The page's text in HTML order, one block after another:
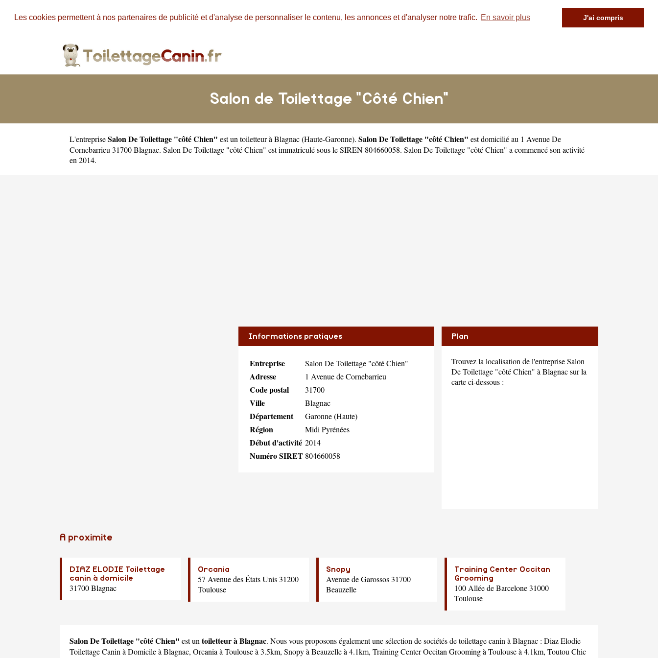
Les cookies permettent à nos partenaires de publicité et d'analyse de personnaliser le contenu, les annonces et d'analyser notre trafic. En savoir plus J'ai compris
Salon de Toilettage "Côté Chien"
L'entrepriseSalon De Toilettage "côté Chien" est un toiletteur à Blagnac(Haute-Garonne). Salon De Toilettage "côté Chien" est domicilié au 1 Avenue De
Cornebarrieu 31700 Blagnac. Salon De Toilettage "côté Chien" est immatriculé sous le SIREN 804660058. Salon De Toilettage "côté Chien" a commencé son activité
en 2014.
Informations pratiques
Entreprise Salon De Toilettage "côté Chien"
Adresse 1 Avenue de Cornebarrieu
Code postal 31700
Ville Blagnac
Département Garonne (Haute)
Région Midi Pyrénées
Début d'activité 2014
Numéro SIRET 804660058
Plan
Trouvez la localisation de l'entreprise Salon
De Toilettage "côté Chien" à Blagnac sur la
carte ci-dessous :
A proximite
DIAZ ELODIE Toilettage
canin à domicile
31700 Blagnac
Orcania
57 Avenue des États Unis 31200
Toulouse
Snopy
Avenue de Garossos 31700
Beauzelle
Training Center Occitan
Grooming
100 Allée de Barcelone 31000
Toulouse
Salon De Toilettage "côté Chien" est untoiletteur à Blagnac. Nous vous proposons également une sélection de sociétés de toilettage canin à Blagnac : Diaz Elodie
Toilettage Canin à Domicileà Blagnac, Orcaniaà Toulouse à 3.5km, Snopyà Beauzelle à 4.1km, Training Center Occitan Groomingà Toulouse à 4.1km, Toutou Chic